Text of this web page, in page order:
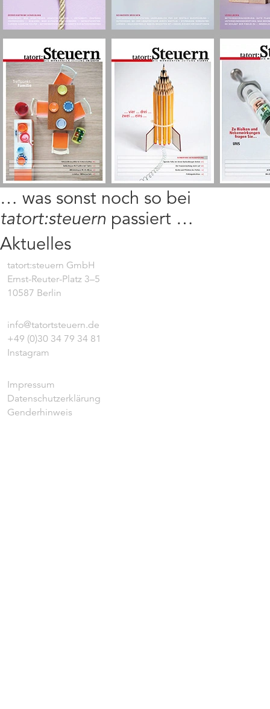
… was sonst noch so bei
tatort:steuern passiert …
Aktuelles
tatort:steuern GmbH
Ernst-Reuter-Platz 3–5
10587 Berlin
info@tatortsteuern.de
+49 (0)30 34 79 34 81
Instagram
Impressum
Datenschutzerklärung
Genderhinweis